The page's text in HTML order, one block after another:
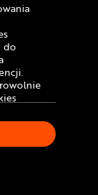
Estera
do